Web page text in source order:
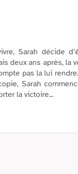
Sarah décide
deux ans après, la
pas la lui
Sarah
la victoire...